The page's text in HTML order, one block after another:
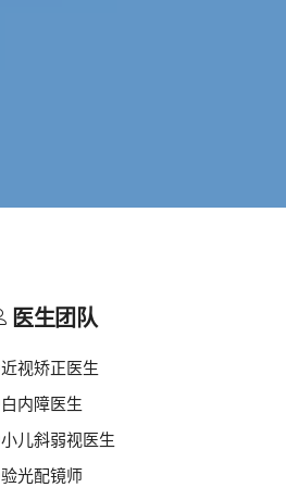
医生团队
近视矫正医生
白内障医生
小儿斜弱视医生
验光配镜师